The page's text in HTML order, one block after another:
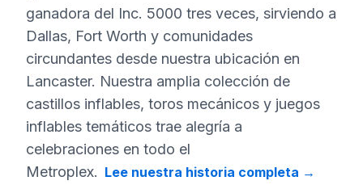
ganadora del Inc. 5000 tres veces, sirviendo a
Dallas, Fort Worth y comunidades
circundantes desde nuestra ubicación en
Lancaster. Nuestra amplia colección de
castillos inflables, toros mecánicos y juegos
inflables temáticos trae alegría a
celebraciones en todo el
Metroplex. Lee nuestra historia completa →